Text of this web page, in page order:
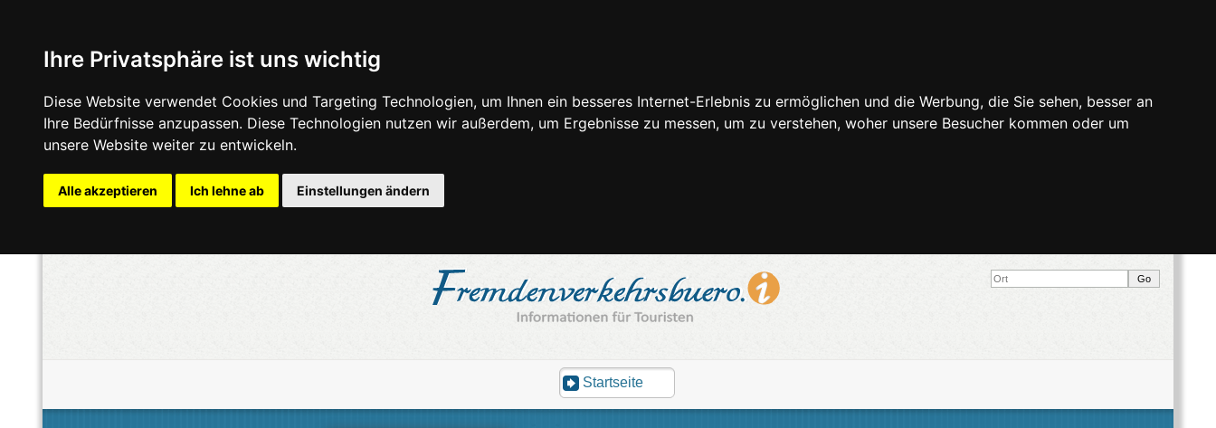
Ihre Privatsphäre ist uns wichtig
Diese Website verwendet Cookies und Targeting Technologien, um Ihnen ein besseres Internet-Erlebnis zu ermöglichen und die Werbung, die Sie sehen, besser an
Ihre Bedürfnisse anzupassen. Diese Technologien nutzen wir außerdem, um Ergebnisse zu messen, um zu verstehen, woher unsere Besucher kommen oder um
unsere Website weiter zu entwickeln.
Alle akzeptieren Ich lehne ab Einstellungen ändern
Startseite